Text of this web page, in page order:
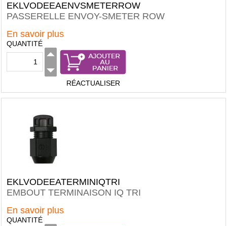
EKLVODEEAENVSMETERROW
PASSERELLE ENVOY-SMETER ROW
En savoir plus
QUANTITÉ
RÉACTUALISER
EKLVODEEATERMINIQTRI
EMBOUT TERMINAISON IQ TRI
En savoir plus
QUANTITÉ